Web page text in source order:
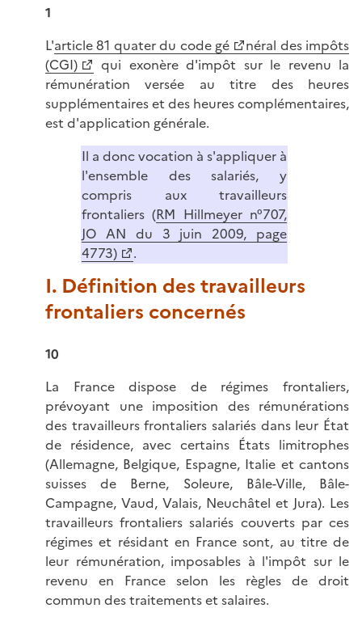
1
L'article 81 quater du code gé
néral des impôts
(CGI)
qui exonère d'impôt sur le revenu la
rémunération versée au titre des heures
supplémentaires et des heures complémentaires,
est d'application générale.
Il a donc vocation à s'appliquer à
l'ensemble des salariés, y
compris aux travailleurs
frontaliers (RM Hillmeyer n°707,
JO AN du 3 juin 2009, page
4773)
.
I. Définition des travailleurs
frontaliers concernés
10
La France dispose de régimes frontaliers,
prévoyant une imposition des rémunérations
des travailleurs frontaliers salariés dans leur État
de résidence, avec certains États limitrophes
(Allemagne, Belgique, Espagne, Italie et cantons
suisses de Berne, Soleure, Bâle-Ville, Bâle-
Campagne, Vaud, Valais, Neuchâtel et Jura). Les
travailleurs frontaliers salariés couverts par ces
régimes et résidant en France sont, au titre de
leur rémunération, imposables à l'impôt sur le
revenu en France selon les règles de droit
commun des traitements et salaires.